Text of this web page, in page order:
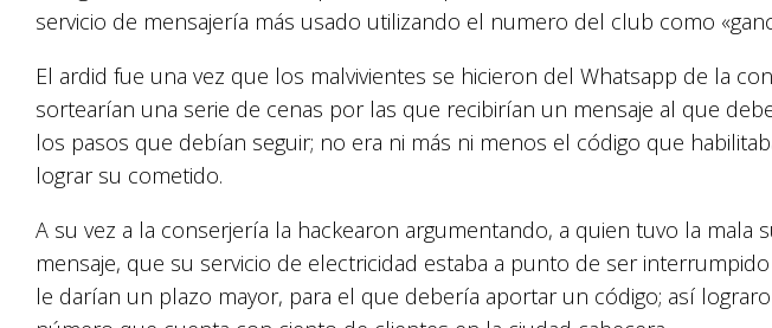
servicio de mensajería más usado utilizando el numero del club como
El ardid fue una vez que los malvivientes se hicieron del Whatsapp de la
sortearían una serie de cenas por las que recibirían un mensaje al que
los pasos que debían seguir; no era ni más ni menos el código que
lograr su cometido.
A su vez a la conserjería la hackearon argumentando, a quien tuvo la mala
mensaje, que su servicio de electricidad estaba a punto de ser
le darían un plazo mayor, para el que debería aportar un código; así